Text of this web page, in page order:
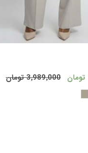
خرید 3٬989٬000 تومان